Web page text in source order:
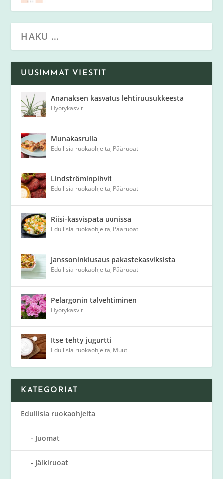
UUSIMMAT VIESTIT
Ananaksen kasvatus lehtiruusukkeesta
Hyötykasvit
Munakasrulla
Edullisia ruokaohjeita, Pääruoat
Lindströminpihvit
Edullisia ruokaohjeita, Pääruoat
Riisi-kasvispata uunissa
Edullisia ruokaohjeita, Pääruoat
Janssoninkiusaus pakastekasviksista
Edullisia ruokaohjeita, Pääruoat
Pelargonin talvehtiminen
Hyötykasvit
Itse tehty jugurtti
Edullisia ruokaohjeita, Muut
KATEGORIAT
Edullisia ruokaohjeita
Juomat
Jälkiruoat